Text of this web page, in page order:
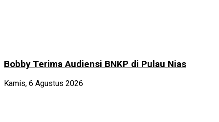
Bobby Terima Audiensi BNKP di Pulau Nias
Kamis, 6 Agustus 2026